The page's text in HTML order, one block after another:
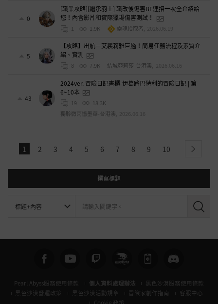
0
[職業攻略][繼承羽士] 職改後傷害BF連招一次全介紹給
您！內含影片和實際獵場傷害測試！
1 1.9K 靈魂拾取者 2026.06.19
5
【攻略】出航－艾裴莉雅巨艦！簡易任務流程及素質介
紹、實測
8 7.9K 結城亞莉莎-台港澳 2026.06.16
43
2024ver. 冒險日記書櫃-伊葛路巴特利的冒險日記 | 第
6~10本
19
18.3K
獨聆微雨憶墨華-台港澳 2026.06.16
1 2 3 4 5 6 7 8 9 10 next
撰寫標題
搜
Pearl Abyss服務使用條款 個人資料處理辦法
黑色沙漠服務使用條款
黑色沙漠營運政策
黑色沙漠活動規章 冒險家創作指南
客服中心